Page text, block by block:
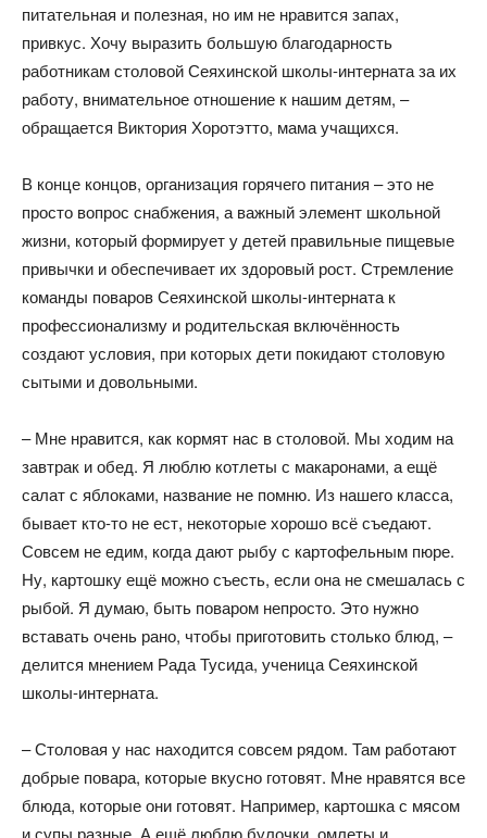
питательная и полезная, но им не нравится запах,
привкус. Хочу выразить большую благодарность
работникам столовой Сеяхинской школы-интерната за их
работу, внимательное отношение к нашим детям, –
обращается Виктория Хоротэтто, мама учащихся.
В конце концов, организация горячего питания – это не
просто вопрос снабжения, а важный элемент школьной
жизни, который формирует у детей правильные пищевые
привычки и обеспечивает их здоровый рост. Стремление
команды поваров Сеяхинской школы-интерната к
профессионализму и родительская включённость
создают условия, при которых дети покидают столовую
сытыми и довольными.
– Мне нравится, как кормят нас в столовой. Мы ходим на
завтрак и обед. Я люблю котлеты с макаронами, а ещё
салат с яблоками, название не помню. Из нашего класса,
бывает кто-то не ест, некоторые хорошо всё съедают.
Совсем не едим, когда дают рыбу с картофельным пюре.
Ну, картошку ещё можно съесть, если она не смешалась с
рыбой. Я думаю, быть поваром непросто. Это нужно
вставать очень рано, чтобы приготовить столько блюд, –
делится мнением Рада Тусида, ученица Сеяхинской
школы-интерната.
– Столовая у нас находится совсем рядом. Там работают
добрые повара, которые вкусно готовят. Мне нравятся все
блюда, которые они готовят. Например, картошка с мясом
и супы разные. А ещё люблю булочки, омлеты и